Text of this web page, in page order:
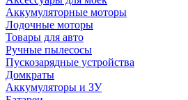
Аккумуляторные моторы
Лодочные моторы
Товары для авто
Ручные пылесосы
Пускозарядные устройства
Домкраты
Аккумуляторы и ЗУ